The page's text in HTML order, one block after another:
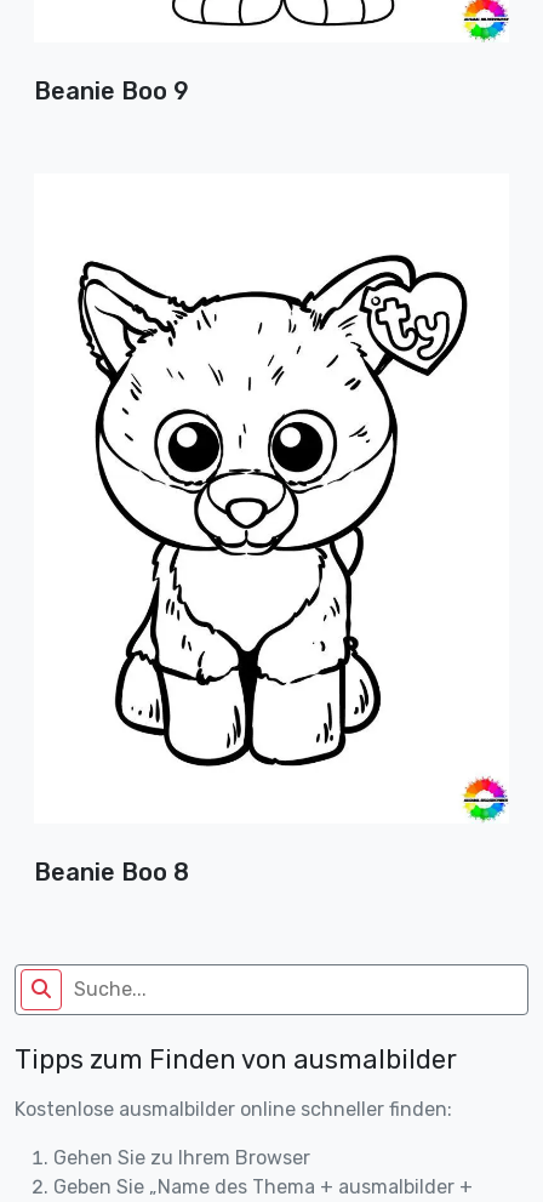
Beanie Boo 9
Beanie Boo 8
Tipps zum Finden von ausmalbilder
Kostenlose ausmalbilder online schneller finden:
Gehen Sie zu Ihrem Browser
Geben Sie „Name des Thema + ausmalbilder +